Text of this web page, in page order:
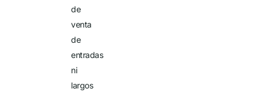
de
venta
de
entradas
ni
largos